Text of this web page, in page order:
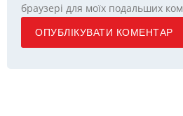
браузері для моїх подальших